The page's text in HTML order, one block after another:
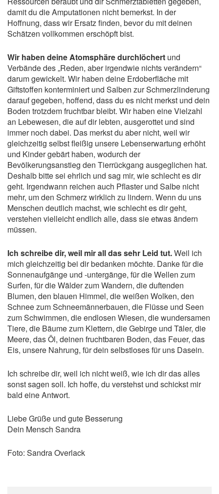
damit du die Amputationen nicht bemerkst. In der
Hoffnung, dass wir Ersatz finden, bevor du mit deinen
Schätzen vollkommen erschöpft bist.
Wir haben deine Atomsphäre durchlöchert und
Verbände des „Reden, aber irgendwie nichts verändern“
darum gewickelt. Wir haben deine Erdoberfläche mit
Giftstoffen konterminiert und Salben zur Schmerzlinderung
darauf gegeben, hoffend, dass du es nicht merkst und dein
Boden trotzdem fruchtbar bleibt. Wir haben eine Vielzahl
an Lebewesen, die auf dir lebten, ausgerottet und sind
immer noch dabei. Das merkst du aber nicht, weil wir
gleichzeitig selbst fleißig unsere Lebenserwartung erhöht
und Kinder gebärt haben, wodurch der
Bevölkerungsanstieg den Tierrückgang ausgeglichen hat.
Deshalb bitte sei ehrlich und sag mir, wie schlecht es dir
geht. Irgendwann reichen auch Pflaster und Salbe nicht
mehr, um den Schmerz wirklich zu lindern. Wenn du uns
Menschen deutlich machst, wie schlecht es dir geht,
verstehen vielleicht endlich alle, dass sie etwas ändern
müssen.
Ich schreibe dir, weil mir all das sehr Leid tut.Weil ich
mich gleichzeitig bei dir bedanken möchte. Danke für die
Sonnenaufgänge und -untergänge, für die Wellen zum
Surfen, für die Wälder zum Wandern, die duftenden
Blumen, den blauen Himmel, die weißen Wolken, den
Schnee zum Schneemännerbauen, die Flüsse und Seen
zum Schwimmen, die endlosen Wiesen, die wundersamen
Tiere, die Bäume zum Klettern, die Gebirge und Täler, die
Meere, das Öl, deinen fruchtbaren Boden, das Feuer, das
Eis, unsere Nahrung, für dein selbstloses für uns Dasein.
Ich schreibe dir, weil ich nicht weiß, wie ich dir das alles
sonst sagen soll. Ich hoffe, du verstehst und schickst mir
bald eine Antwort.
Liebe Grüße und gute Besserung
Dein Mensch Sandra
Foto: Sandra Overlack